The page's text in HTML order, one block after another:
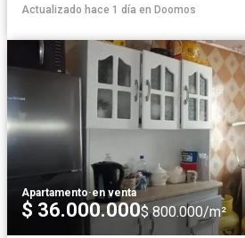
Actualizado hace 1 día en Doomos
Apartamento·en venta
$ 36.000.000$ 800.000/m²